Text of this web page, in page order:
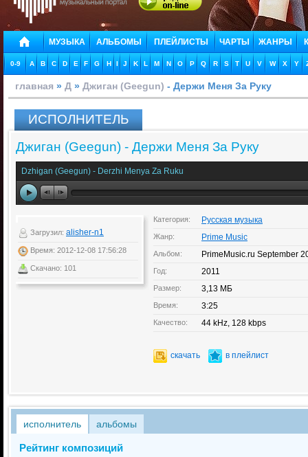
МУЗЫКА АЛЬБОМЫ ПЛЕЙЛИСТЫ ЧАРТЫ ЖАНРЫ
0-9 A B C D E F G H I J K L M N O P Q R S T U V W X Y
главная » Д » Джиган (Geegun) - Держи Меня За Руку
ИСПОЛНИТЕЛЬ
Джиган (Geegun) - Держи Меня За Руку
Dzhigan (Geegun) - Derzhi Menya Za Ruku
Загрузил: alisher-n1
Время: 2012-12-08 17:56:28
Скачано: 101
Категория: Русская музыка
Жанр: Prime Music
Альбом: PrimeMusic.ru September
Год: 2011
Размер: 3,13 МБ
Время: 3:25
Качество: 44 kHz, 128 kbps
скачать в плейлист
исполнитель альбомы
Рейтинг композиций